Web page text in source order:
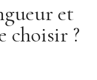
et
choisir ?